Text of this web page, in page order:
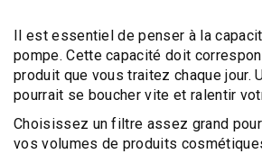
Il est essentiel de penser à la
pompe. Cette capacité doit
produit que vous traitez chaque jour.
pourrait se boucher vite et ralentir
Choisissez un filtre assez grand
vos volumes de produits